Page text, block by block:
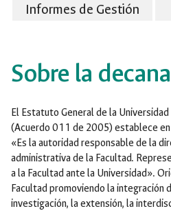
Informes de Gestión
Sobre la
El Estatuto General de la
(Acuerdo 011 de 2005) establece
«Es la autoridad responsable de la
administrativa de la Facultad.
a la Facultad ante la Universidad».
Facultad promoviendo la integración
investigación, la extensión, la